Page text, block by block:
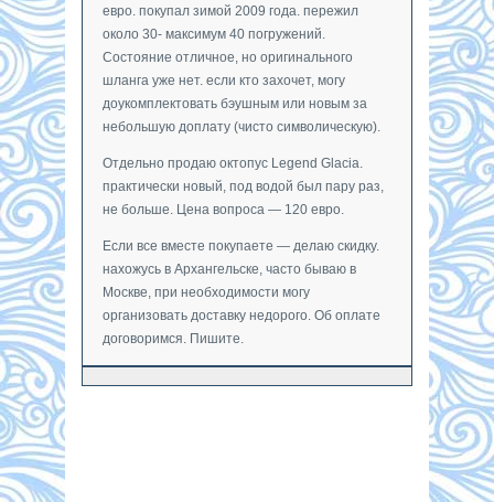
евро. покупал зимой 2009 года. пережил
около 30- максимум 40 погружений.
Состояние отличное, но оригинального
шланга уже нет. если кто захочет, могу
доукомплектовать бэушным или новым за
небольшую доплату (чисто символическую).
Отдельно продаю октопус Legend Glacia.
практически новый, под водой был пару раз,
не больше. Цена вопроса — 120 евро.
Если все вместе покупаете — делаю скидку.
нахожусь в Архангельске, часто бываю в
Москве, при необходимости могу
организовать доставку недорого. Об оплате
договоримся. Пишите.